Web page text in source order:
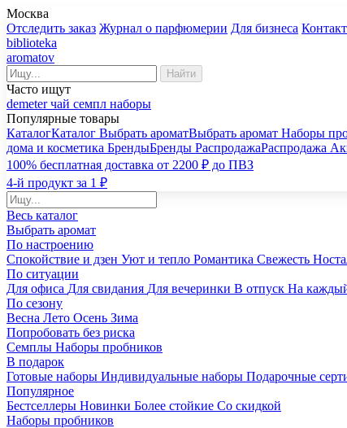
Москва
Отследить заказ Журнал о парфюмерии Для бизнеса
biblioteka
aromatov
Найти
Часто ищут
demeterчай семпл наборы
Популярные товары
КаталогКаталог Выбрать ароматВыбрать аромат Наборы
дома и косметика БрендыБренды РаспродажаРаспродажа
100% бесплатная доставка от 2200 ₽ до ПВЗ
4-й продукт за 1 ₽
Весь каталог
Выбрать аромат
По настроению
Спокойствие и дзен Уют и тепло Романтика Свежесть
По ситуации
Для офиса Для свидания Для вечеринки В отпуск На
По сезону
Весна Лето Осень Зима
Попробовать без риска
Семплы Наборы пробников
В подарок
Готовые наборы Индивидуальные наборы Подарочные
Популярное
Бестселлеры Новинки Более стойкие Со скидкой
Наборы пробников